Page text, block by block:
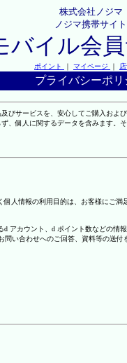
株式会社ノジマ
ノジマ携帯サイト
バイル会
ポイント ｜ マイページ ｜
プライバシーポリ
サービスを、安心してご購入お
個人に関するデータを含みます
人情報の利用目的は、お客様にご
アカウント、d ポイント数などの情報
い合わせへのご回答、資料等の送付